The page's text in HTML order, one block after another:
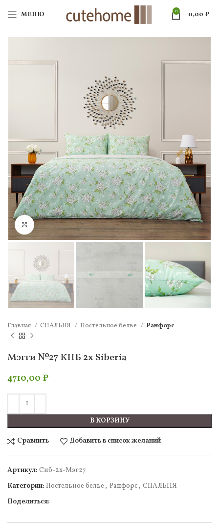
МЕНЮ 0 0,00 ₽
Нажмите, чтобы увеличить
Главная СПАЛЬНЯ Постельное белье Ранфорс
Мэгги №27 КПБ 2х Siberia
4710,00 ₽
В КОРЗИНУ
Сравнить Добавить в список желаний
Артикул: Cиб-2х-Мэг27
Категории: Постельное белье , Ранфорс, СПАЛЬНЯ
Поделиться: